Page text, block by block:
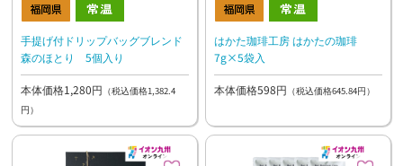
手提げ付ドリップバッグブレンド
森のほとり 5個入り
本体価格1,280円 （税込価格1,382.4
円）
はかた珈琲工房 はかたの珈琲
7g×5袋入
本体価格598円 （税込価格645.84円）